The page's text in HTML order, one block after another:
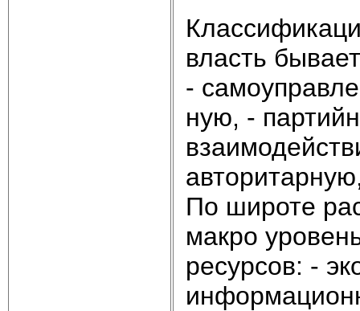
власть
-
ную, -
По широте
макро
ресурсов: -